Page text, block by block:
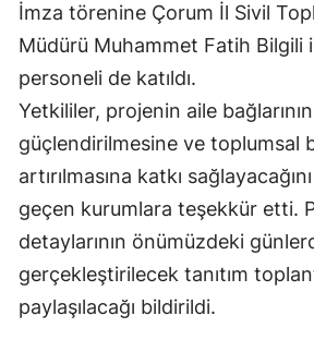
İmza törenine Çorum İl Sivil
Müdürü Muhammet Fatih Bilgili
personeli de katıldı.
Yetkililer, projenin aile bağlarının
güçlendirilmesine ve toplumsal
artırılmasına katkı
geçen kurumlara teşekkür etti.
detaylarının önümüzdeki
gerçekleştirilecek tanıtım
paylaşılacağı bildirildi.